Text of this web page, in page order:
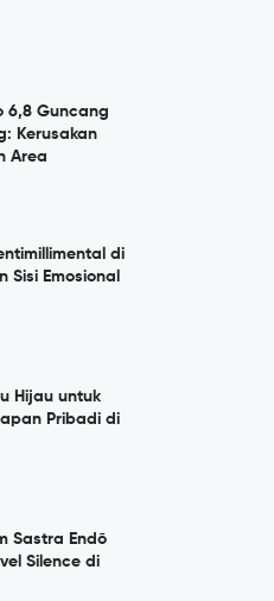
6,8 Guncang
Kerusakan
Area
di
Sisi Emosional
Hijau untuk
Pribadi di
Sastra Endō
Silence di